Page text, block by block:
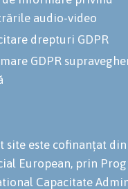
audio-video
drepturi GDPR
GDPR
site este cofinanțat
European, prin
Capacitate